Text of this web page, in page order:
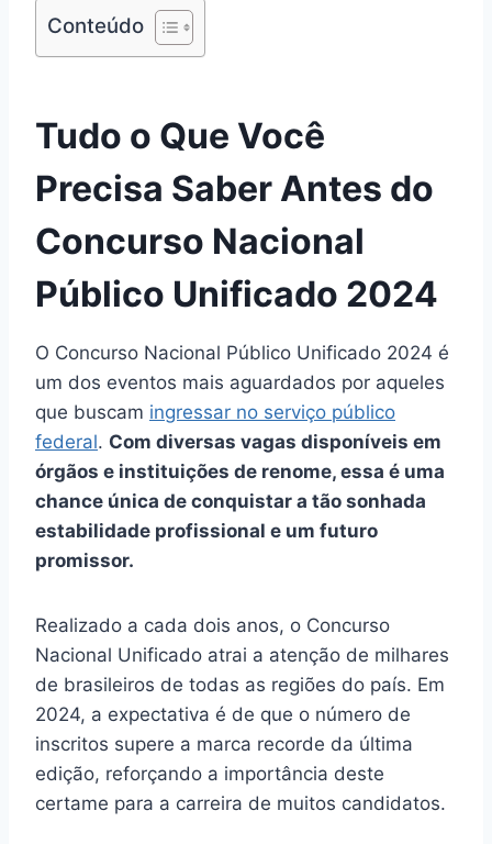
Conteúdo
Tudo o Que Você
Precisa Saber Antes do
Concurso Nacional
Público Unificado 2024
O Concurso Nacional Público Unificado 2024 é
um dos eventos mais aguardados por aqueles
que buscam ingressar no serviço público
federal. Com diversas vagas disponíveis em
órgãos e instituições de renome, essa é uma
chance única de conquistar a tão sonhada
estabilidade profissional e um futuro
promissor.
Realizado a cada dois anos, o Concurso
Nacional Unificado atrai a atenção de milhares
de brasileiros de todas as regiões do país. Em
2024, a expectativa é de que o número de
inscritos supere a marca recorde da última
edição, reforçando a importância deste
certame para a carreira de muitos candidatos.